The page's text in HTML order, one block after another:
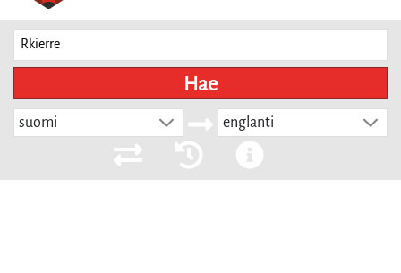
Hae
suomi englanti